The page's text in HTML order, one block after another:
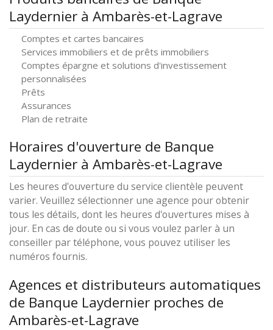
Laydernier à Ambarès-et-Lagrave
Comptes et cartes bancaires
Services immobiliers et de prêts immobiliers
Comptes épargne et solutions d'investissement
personnalisées
Prêts
Assurances
Plan de retraite
Horaires d'ouverture de Banque
Laydernier à Ambarès-et-Lagrave
Les heures d'ouverture du service clientèle peuvent
varier. Veuillez sélectionner une agence pour obtenir
tous les détails, dont les heures d'ouvertures mises à
jour. En cas de doute ou si vous voulez parler à un
conseiller par téléphone, vous pouvez utiliser les
numéros fournis.
Agences et distributeurs automatiques
de Banque Laydernier proches de
Ambarès-et-Lagrave